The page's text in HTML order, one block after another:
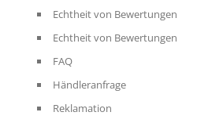
Echtheit von Bewertungen
Echtheit von Bewertungen
FAQ
Händleranfrage
Reklamation